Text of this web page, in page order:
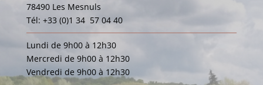
78490 Les Mesnuls
Tél: +33 (0)1 34 57 04 40
Lundi de 9h00 à 12h30
Mercredi de 9h00 à 12h30
Vendredi de 9h00 à 12h30